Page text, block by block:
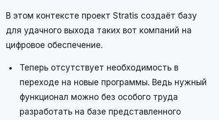
В этом контексте проект Stratis создаёт базу
для удачного выхода таких вот компаний на
цифровое обеспечение.
Теперь отсутствует необходимость в
переходе на новые программы. Ведь нужный
функционал можно без особого труда
разработать на базе представленного